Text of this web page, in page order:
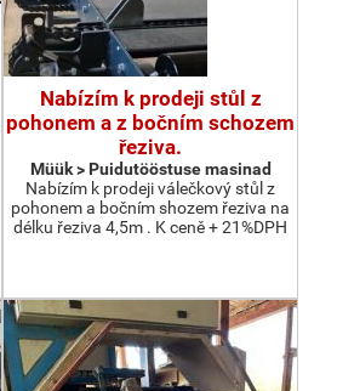
Nabízím k prodeji stůl z
pohonem a z bočním schozem
řeziva.
Müük > Puidutööstuse masinad
Nabízím k prodeji válečkový stůl z
pohonem a bočním shozem řeziva na
délku řeziva 4,5m . K ceně + 21%DPH